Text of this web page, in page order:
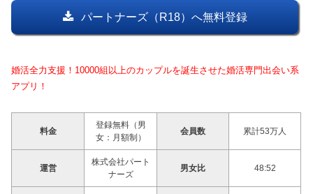
パートナーズ（R18）へ無料登録
婚活全力支援！10000組以上のカップルを誕生させた婚活専門出会い系
アプリ！
料金
登録無料（男
女：月額制）
会員数 累計53万人
運営
株式会社パート
ナーズ
男女比 48:52